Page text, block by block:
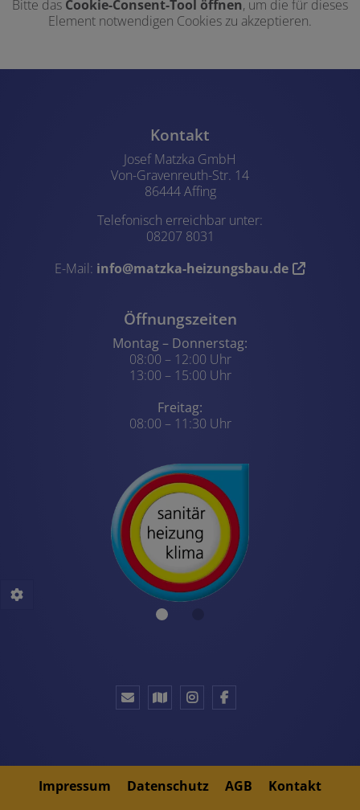
Bitte das Cookie-Consent-Tool öffnen, um die für dieses
Element notwendigen Cookies zu akzeptieren.
Kontakt
Josef Matzka GmbH
Von-Gravenreuth-Str. 14
86444 Affing
Telefonisch erreichbar unter:
08207 8031
E-Mail: info@matzka-heizungsbau.de
Öffnungszeiten
Montag – Donnerstag:
08:00 – 12:00 Uhr
13:00 – 15:00 Uhr
Freitag:
08:00 – 11:30 Uhr
Impressum Datenschutz AGB
Kontakt